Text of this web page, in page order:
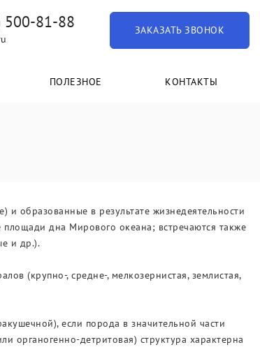
500-81-88 ЗАКАЗАТЬ ЗВОНОК
ПОЛЕЗНОЕ КОНТАКТЫ
и образованные в результате жизнедеятельности
дна Мирового океана; встречаются также
и др.).
(крупно-, средне-, мелкозернистая, землистая,
если порода в значительной части
органогенно-детритовая) структура характерна